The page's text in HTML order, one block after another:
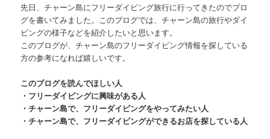
先日、チャーン島にフリーダイビング旅行に行ってきたのでブロ
グを書いてみました。このブログでは、チャーン島の旅行やダイ
ビングの様子などを紹介したいと思います。
このブログが、チャーン島のフリーダイビング情報を探している
方の参考になれば嬉しいです。
このブログを読んでほしい人
・フリーダイビングに興味がある人
・チャーン島で、フリーダイビングをやってみたい人
・チャーン島で、フリーダイビングができるお店を探している人